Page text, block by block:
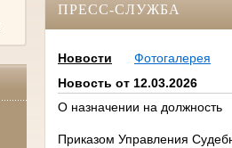
ПРЕСС-СЛУЖБА
Новости
Фотогалерея
Новость от 12.03.2026
О назначении на должность
Приказом Управления